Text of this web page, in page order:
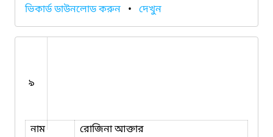
ভিকার্ড ডাউনলোড করুন • দেখুন
৯
নাম
রোজিনা আক্তার